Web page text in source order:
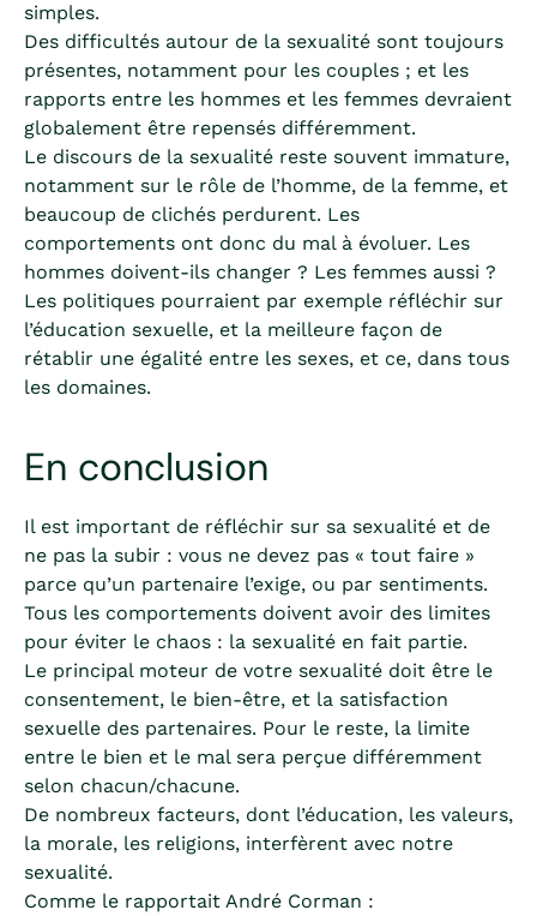
simples.
Des difficultés autour de la sexualité sont toujours
présentes, notamment pour les couples ; et les
rapports entre les hommes et les femmes devraient
globalement être repensés différemment.
Le discours de la sexualité reste souvent immature,
notamment sur le rôle de l’homme, de la femme, et
beaucoup de clichés perdurent. Les
comportements ont donc du mal à évoluer. Les
hommes doivent-ils changer ? Les femmes aussi ?
Les politiques pourraient par exemple réfléchir sur
l’éducation sexuelle, et la meilleure façon de
rétablir une égalité entre les sexes, et ce, dans tous
les domaines.
En conclusion
Il est important de réfléchir sur sa sexualité et de
ne pas la subir : vous ne devez pas « tout faire »
parce qu’un partenaire l’exige, ou par sentiments.
Tous les comportements doivent avoir des limites
pour éviter le chaos : la sexualité en fait partie.
Le principal moteur de votre sexualité doit être le
consentement, le bien-être, et la satisfaction
sexuelle des partenaires. Pour le reste, la limite
entre le bien et le mal sera perçue différemment
selon chacun/chacune.
De nombreux facteurs, dont l’éducation, les valeurs,
la morale, les religions, interfèrent avec notre
sexualité.
Comme le rapportait André Corman :